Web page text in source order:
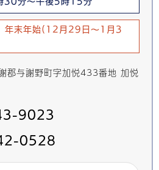
年末年始(12月29日～1月3
郡与謝野町字加悦433番地 加悦
9023
0528